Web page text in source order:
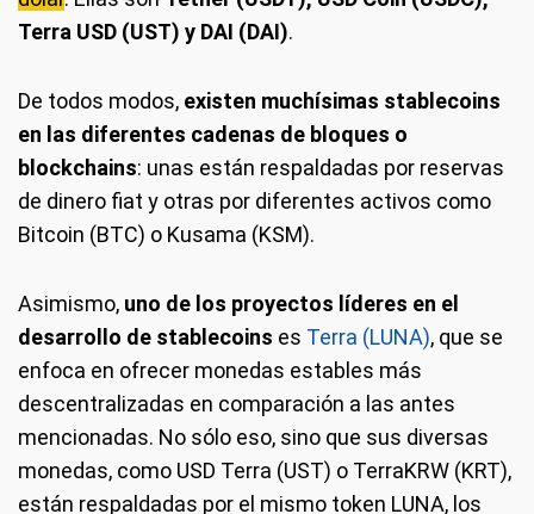
Terra USD (UST) y DAI (DAI).
De todos modos, existen muchísimas stablecoins
en las diferentes cadenas de bloques o
blockchains: unas están respaldadas por reservas
de dinero fiat y otras por diferentes activos como
Bitcoin (BTC) o Kusama (KSM).
Asimismo, uno de los proyectos líderes en el
desarrollo de stablecoins es Terra (LUNA), que se
enfoca en ofrecer monedas estables más
descentralizadas en comparación a las antes
mencionadas. No sólo eso, sino que sus diversas
monedas, como USD Terra (UST) o TerraKRW (KRT),
están respaldadas por el mismo token LUNA, los